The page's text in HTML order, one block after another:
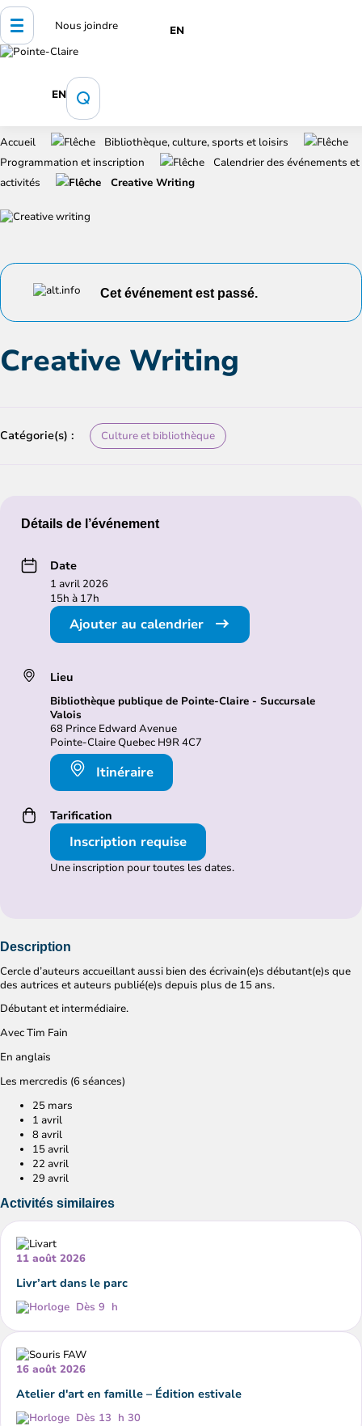
Nous joindre EN
EN
Accueil
Bibliothèque, culture, sports et loisirs
Programmation et inscription
Calendrier des événements et
activités
Creative Writing
Cet événement est passé.
Creative Writing
Catégorie(s) : Culture et bibliothèque
Détails de l’événement
Date
1 avril 2026
15h à 17h
Ajouter au calendrier
Lieu
Bibliothèque publique de Pointe-Claire - Succursale
Valois
68 Prince Edward Avenue
Pointe-Claire Quebec H9R 4C7
Itinéraire
Tarification
Inscription requise
Une inscription pour toutes les dates.
Description
Cercle d’auteurs accueillant aussi bien des écrivain(e)s débutant(e)s que
des autrices et auteurs publié(e)s depuis plus de 15 ans.
Débutant et intermédiaire.
Avec Tim Fain
En anglais
Les mercredis (6 séances)
25 mars
1 avril
8 avril
15 avril
22 avril
29 avril
Activités similaires
11 août 2026
Livr’art dans le parc
Dès 9 h
16 août 2026
Atelier d'art en famille – Édition estivale
Dès 13 h 30